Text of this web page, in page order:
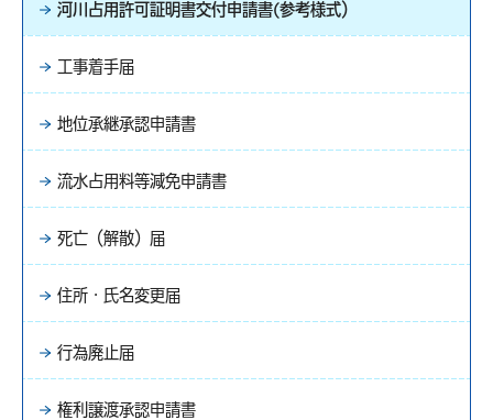
河川占用許可証明書交付申請書(参考様式）
工事着手届
地位承継承認申請書
流水占用料等減免申請書
死亡（解散）届
住所・氏名変更届
行為廃止届
権利譲渡承認申請書